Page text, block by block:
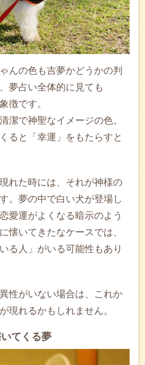
んの色も吉夢かどうかの判
夢占い全体的に見ても
徴です。
潔で神聖なイメージの色。
ると「幸運」をもたらすと
れた時には、それが神様の
。夢の中で白い犬が登場し
愛運がよくなる暗示のよう
懐いてきたなケースでは、
る人」がいる可能性もあり
性がいない場合は、これか
現れるかもしれません。
てくる夢